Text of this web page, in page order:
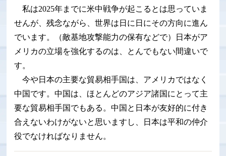
私は2025年までに米中戦争が起こるとは思っていま
せんが、残念ながら、世界は日に日にその方向に進ん
でいます。（敵基地攻撃能力の保有などで）日本がア
メリカの立場を強化するのは、とんでもない間違いで
す。
今や日本の主要な貿易相手国は、アメリカではなく
中国です。中国は、ほとんどのアジア諸国にとって主
要な貿易相手国でもある。中国と日本が友好的に付き
合えないわけがないと思いますし、日本は平和の仲介
役でなければなりません。